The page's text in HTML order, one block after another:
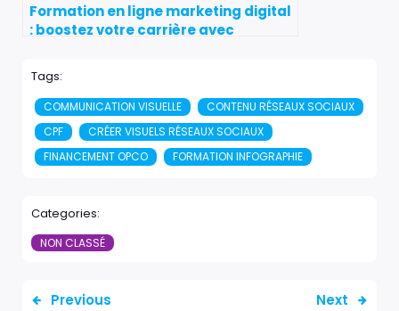
Formation en ligne marketing digital
: boostez votre carrière avec
Tags:
COMMUNICATION VISUELLE
CONTENU RÉSEAUX SOCIAUX
CPF
CRÉER VISUELS RÉSEAUX SOCIAUX
FINANCEMENT OPCO
FORMATION INFOGRAPHIE
Categories:
NON CLASSÉ
Previous Next